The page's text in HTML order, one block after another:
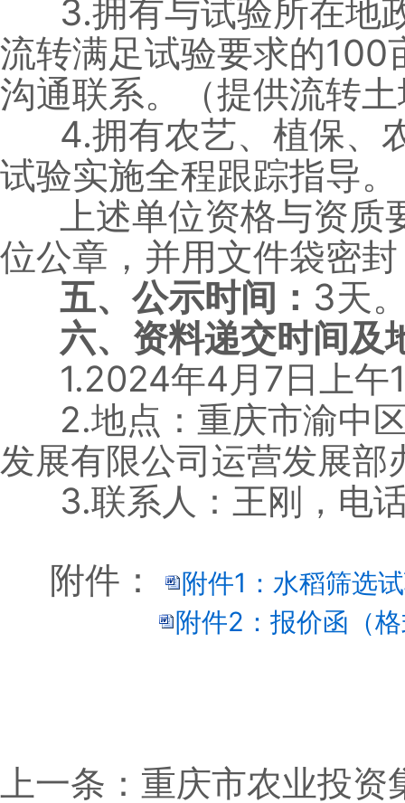
3.拥有与试验所在地
流转满足试验要求的100
沟通联系。（提供流转
4.拥有农艺、植保、
试验实施全程跟踪指导
上述单位资格与资质
位公章，并用文件袋密
五、公示时间： 3天
六、资料递交时间及
1.2024年4月7日上午
2.地点：重庆市渝中区
发展有限公司运营发展部
3.联系人：王刚，电
附件：
附件1：水稻筛选
附件2：报价函（
上一条 ：重庆市农业投